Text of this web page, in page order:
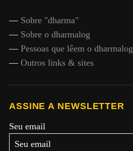
— Sobre "dharma"
— Sobre o dharmalog
— Pessoas que lêem o dharmalog
— Outros links & sites
ASSINE A NEWSLETTER
Seu email